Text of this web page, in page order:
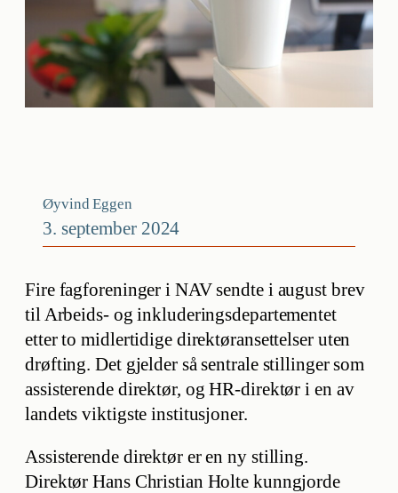
Øyvind Eggen
3. september 2024
Fire fagforeninger i NAV sendte i august brev
til Arbeids- og inkluderingsdepartementet
etter to midlertidige direktøransettelser uten
drøfting. Det gjelder så sentrale stillinger som
assisterende direktør, og HR-direktør i en av
landets viktigste institusjoner.
Assisterende direktør er en ny stilling.
Direktør Hans Christian Holte kunngjorde